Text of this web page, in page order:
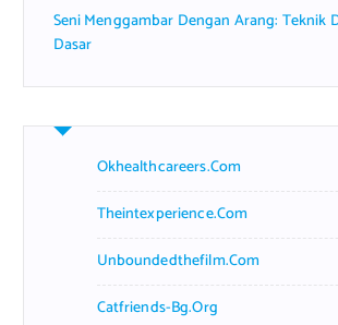
Seni Menggambar Dengan Arang: Teknik
Dasar
Okhealthcareers.com
Theintexperience.com
Unboundedthefilm.com
Catfriends-Bg.org